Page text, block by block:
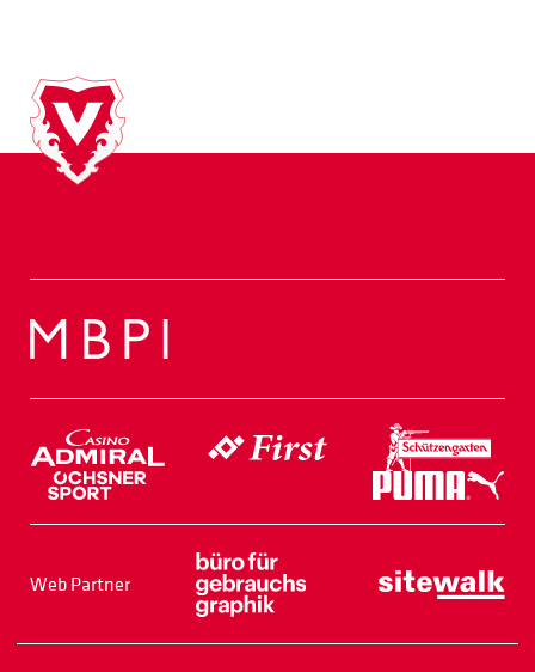
Web Partner